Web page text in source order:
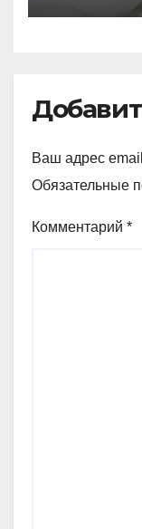
Ваш адрес
Обязательные
Комментарий *